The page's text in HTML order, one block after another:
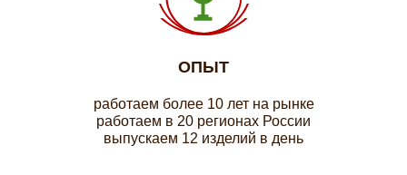
ОПЫТ
работаем более 10 лет на рынке
работаем в 20 регионах России
выпускаем 12 изделий в день